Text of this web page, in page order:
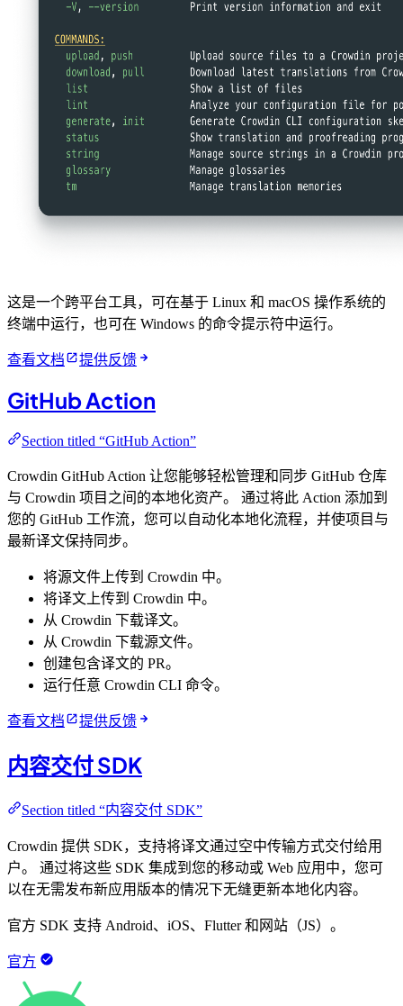
这是一个跨平台工具，可在基于 Linux 和 macOS 操作系统的
终端中运行，也可在 Windows 的命令提示符中运行。
查看文档 提供反馈
GitHub Action
Section titled “GitHub Action”
Crowdin GitHub Action 让您能够轻松管理和同步 GitHub 仓库
与 Crowdin 项目之间的本地化资产。 通过将此 Action 添加到
您的 GitHub 工作流，您可以自动化本地化流程，并使项目与
最新译文保持同步。
将源文件上传到 Crowdin 中。
将译文上传到 Crowdin 中。
从 Crowdin 下载译文。
从 Crowdin 下载源文件。
创建包含译文的 PR。
运行任意 Crowdin CLI 命令。
查看文档 提供反馈
内容交付 SDK
Section titled “内容交付 SDK”
Crowdin 提供 SDK，支持将译文通过空中传输方式交付给用
户。 通过将这些 SDK 集成到您的移动或 Web 应用中，您可
以在无需发布新应用版本的情况下无缝更新本地化内容。
官方 SDK 支持 Android、iOS、Flutter 和网站（JS）。
官方